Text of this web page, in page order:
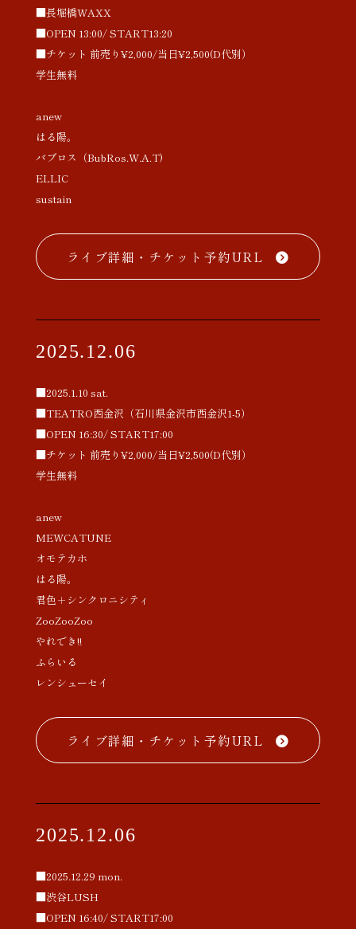
■長堀橋WAXX
■OPEN 13:00/ START13:20
■チケット 前売り¥2,000/当日¥2,500(D代別）
学生無料
anew
はる陽。
バブロス（BubRos.W.A.T)
ELLIC
sustain
ライブ詳細・チケット予約URL
2025.12.06
■2025.1.10 sat.
■TEATRO西金沢（石川県金沢市西金沢1-5）
■OPEN 16:30/ START17:00
■チケット 前売り¥2,000/当日¥2,500(D代別）
学生無料
anew
MEWCATUNE
オモテカホ
はる陽。
君色＋シンクロニシティ
ZooZooZoo
やれでき!!
ふらいる
レンシューセイ
ライブ詳細・チケット予約URL
2025.12.06
■2025.12.29 mon.
■渋谷LUSH
■OPEN 16:40/ START17:00